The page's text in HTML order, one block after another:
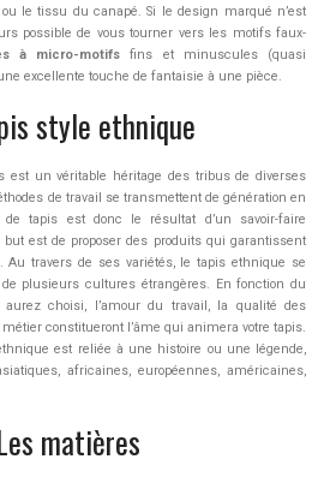
ou le tissu du canapé. Si le design marqué n’est
possible de vous tourner vers les motifs faux-
à micro-motifs fins et minuscules (quasi
excellente touche de fantaisie à une pièce.
style ethnique
est un véritable héritage des tribus de diverses
de travail se transmettent de génération en
de tapis est donc le résultat d’un savoir-faire
est de proposer des produits qui garantissent
Au travers de ses variétés, le tapis ethnique se
plusieurs cultures étrangères. En fonction du
choisi, l’amour du travail, la qualité des
constitueront l’âme qui animera votre tapis.
est reliée à une histoire ou une légende,
africaines, européennes, américaines,
matières